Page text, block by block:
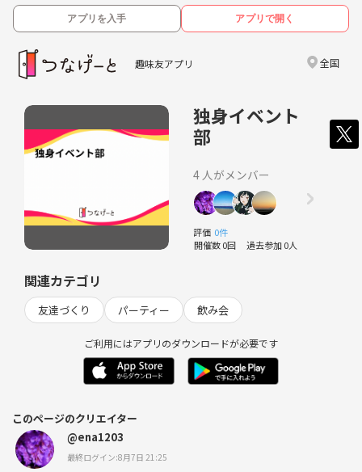
アプリを入手 アプリで開く
趣味友アプリ 全国
独身イベント
部
4 人がメンバー
評価 0件
開催数 0回 過去参加 0人
関連カテゴリ
友達づくり パーティー 飲み会
ご利用にはアプリのダウンロードが必要です
このページのクリエイター
@ena1203
最終ログイン:8月7日 21:25